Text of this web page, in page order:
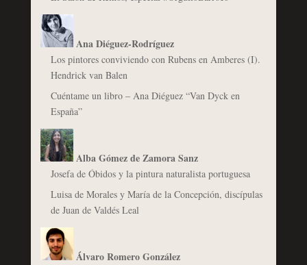
Ana Diéguez-Rodríguez
Los pintores conviviendo con Rubens en Amberes (I).
Hendrick van Balen
Cuéntame un libro – Ana Diéguez “Van Dyck en
España”
Alba Gómez de Zamora Sanz
Josefa de Óbidos y la pintura naturalista portuguesa
Luisa de Morales y María de la Concepción, discípulas
de Juan de Valdés Leal
Álvaro Romero González